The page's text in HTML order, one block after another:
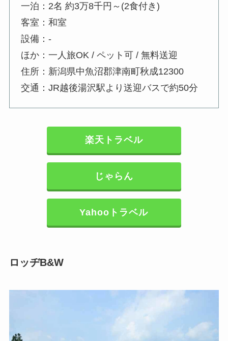
一泊：2名 約3万8千円～(2食付き)
客室：和室
設備：-
ほか：一人旅OK / ペット可 / 無料送迎
住所：新潟県中魚沼郡津南町秋成12300
交通：JR越後湯沢駅より送迎バスで約50分
楽天トラベル
じゃらん
Yahooトラベル
ロッヂB&W